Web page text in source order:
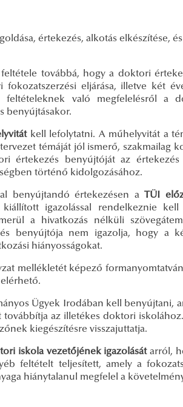
értekezés, alkotás elkészítése,
továbbá, hogy a doktori
fokozatszerzési eljárása, illetve két
való megfelelésről a
benyújtásakor.
kell lefolytatni. A műhelyvitát a
témáját jól ismerő, szakmailag
értekezés benyújtóját az
történő kidolgozásához.
benyújtandó értekezésen a TÜI
igazolással rendelkeznie
a hivatkozás nélküli
benyújtója nem igazolja, hogy a
hiányosságokat.
mellékletét képező
Ügyek Irodában kell benyújtani,
az illetékes doktori
kiegészítésre visszajuttatja.
iskola vezetőjének igazolásátarról,
feltételt teljesített, amely a
hiánytalanul megfelel a